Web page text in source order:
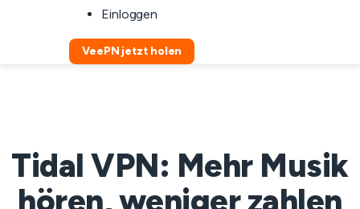
Einloggen
VeePN jetzt holen
Tidal VPN: Mehr Musik
hören, weniger zahlen